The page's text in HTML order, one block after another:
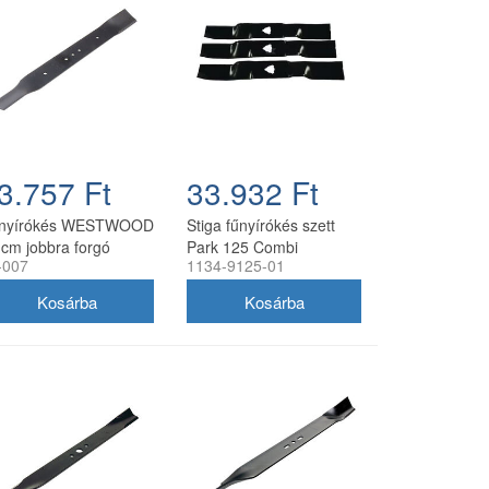
Ft
WESTWOOD
jobbra forgó
33.932 Ft
Stiga fűnyírókés szett
Park 125 Combi
mulcsozáshoz 3 db
1134-9125-01